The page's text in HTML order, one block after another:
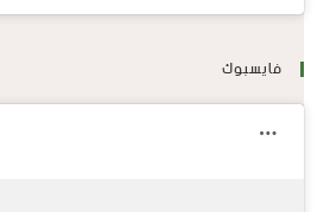
فايسبوك